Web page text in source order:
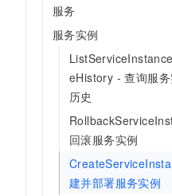
服务
服务实例
eHistory - 查询服
历史
回滚服务实例
建并部署服务实例